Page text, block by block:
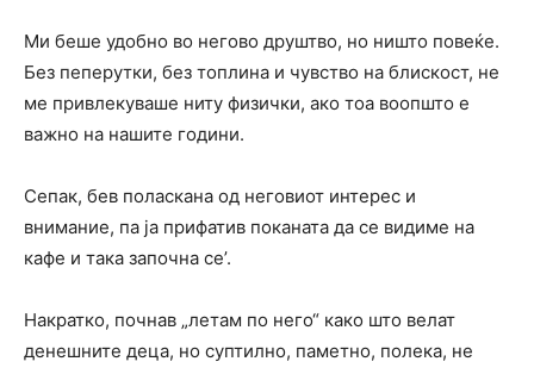
Ми беше удобно во негово друштво, но ништо повеќе.
Без пеперутки, без топлина и чувство на блискост, не
ме привлекуваше ниту физички, ако тоа воопшто е
важно на нашите години.
Сепак, бев поласкана од неговиот интерес и
внимание, па ја прифатив поканата да се видиме на
кафе и така започна се’.
Накратко, почнав „летам по него“ како што велат
денешните деца, но суптилно, паметно, полека, не